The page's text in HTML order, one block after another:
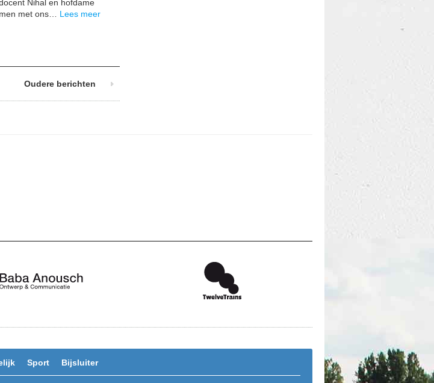
Nihal en hofdame
met ons… Lees meer
Oudere berichten
Sport Bijsluiter